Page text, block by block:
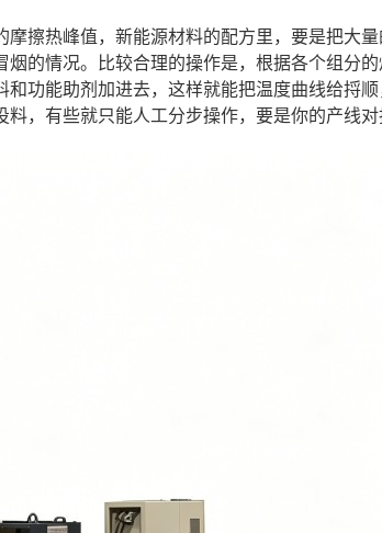
擦热峰值，新能源材料的配方里，要是把大
的情况。比较合理的操作是，根据各个组分
功能助剂加进去，这样就能把温度曲线给捋
，有些就只能人工分步操作，要是你的产线